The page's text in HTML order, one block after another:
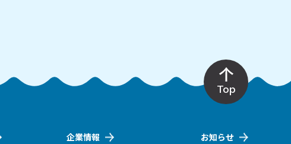
Top
企業情報 お知らせ